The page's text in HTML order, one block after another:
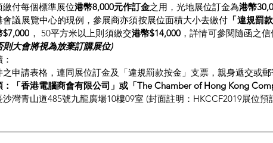
繳付每個標準展位港幣8,000元作訂金之用，光地展位訂金為港幣
會議展覽中心的現例，參展商亦須按展位面積大小去繳付 「違規罰
$7,000 ， 50平方米以上則須繳交港幣$14,000 ，詳情可參閱隨函之信
則大會將視為放棄訂購展位)
申請表格，連同展位訂金及「違規罰款按金」支票，親身遞交或郵
：「香港電腦商會有限公司」或「The Chamber of Hong Kong
灣青山道485號九龍廣場10樓09室 (封面註明：HKCCF2019展位預